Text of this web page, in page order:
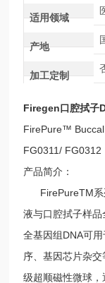
适用领域
产地
加工定制
Firegen口腔拭子
FirePure™
FG0311/ FG0312
产品简介：
FirePureTM系
液与口腔拭子样
全基因组DNA可
序、基因芯片杂
级超顺磁性微球